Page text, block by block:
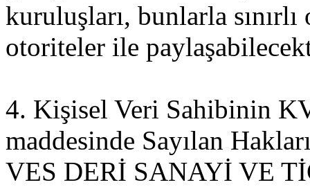
kuruluşları, bunlarla
otoriteler ile
4. Kişisel Veri Sahibinin
maddesinde Sayılan
VES DERİ SANAYİ VE